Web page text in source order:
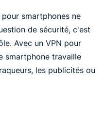
pour smartphones ne
de sécurité, c'est
Avec un VPN pour
smartphone travaille
les publicités ou